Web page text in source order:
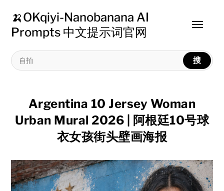
🍌OKqiyi-Nanobanana AI
Prompts 中文提示词官网
搜
Toggle
Argentina 10 Jersey Woman
Urban Mural 2026 | 阿根廷10号球
衣女孩街头壁画海报